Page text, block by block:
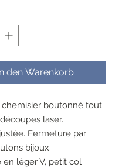
den Warenkorb
chemisier boutonné tout
laser.
Fermeture par
bijoux.
en léger V, petit col